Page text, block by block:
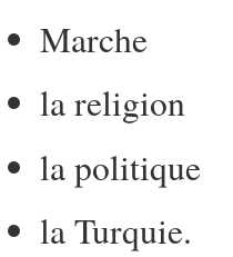
Marche
la religion
la politique
la Turquie.